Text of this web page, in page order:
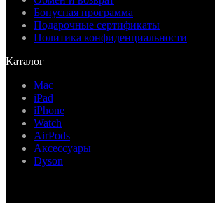
Бонусная программа
Подарочные сертификаты
Политика конфиденциальности
Каталог
Mac
iPad
iPhone
Watch
AirPods
Аксессуары
Dyson